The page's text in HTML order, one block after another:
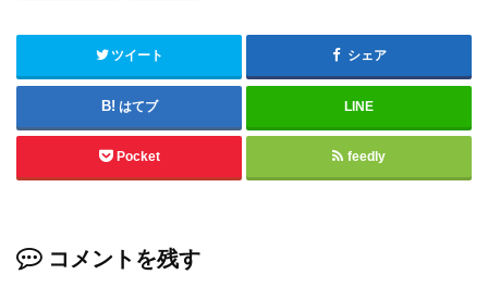
ツイート シェア
はてブ LINE
Pocket feedly
コメントを残す